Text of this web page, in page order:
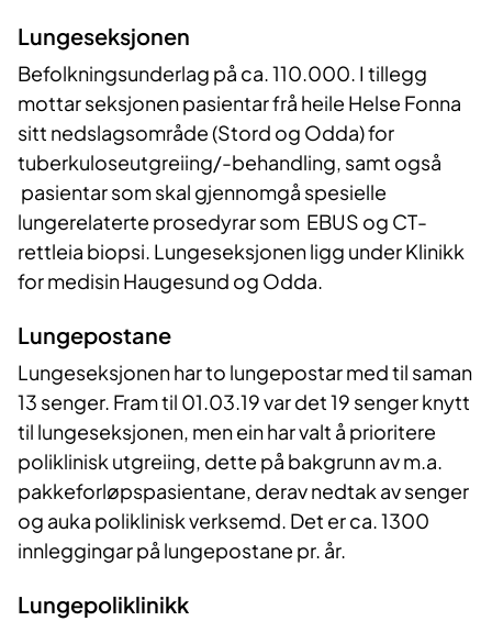
Lungeseksjonen
Befolkningsunderlag på ca. 110.000. I tillegg
mottar seksjonen pasientar frå heile Helse Fonna
sitt nedslagsområde (Stord og Odda) for
tuberkuloseutgreiing/-behandling, samt også
pasientar som skal gjennomgå spesielle
lungerelaterte prosedyrar som EBUS og CT-
rettleia biopsi. Lungeseksjonen ligg under Klinikk
for medisin Haugesund og Odda.
Lungepostane
Lungeseksjonen har to lungepostar med til saman
13 senger. Fram til 01.03.19 var det 19 senger knytt
til lungeseksjonen, men ein har valt å prioritere
poliklinisk utgreiing, dette på bakgrunn av m.a.
pakkeforløpspasientane, derav nedtak av senger
og auka poliklinisk verksemd. Det er ca. 1300
innleggingar på lungepostane pr. år.
Lungepoliklinikk